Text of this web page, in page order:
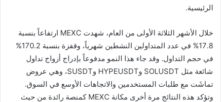
الرئيسية.
خلال الأشهر الثلاثة الأولى من العام، شهدت MEXC ارتفاعاً بنسبة
17.8% في عدد المتداولين النشطين شهرياً، وقفزة بنسبة 170.2%
في حجم التداول. وقد جاء هذا النمو مدفوعاً بإدراج أزواج تداول
شائعة مثل SOLUSDT وHYPEUSDT وSUSDT، وهي عروض
تماشَت مع طلبات المستخدمين والاتجاهات الأوسع في السوق.
وتؤكد هذه النتائج مرة أخرى مكانة MEXC كمنصة رائدة من حيث